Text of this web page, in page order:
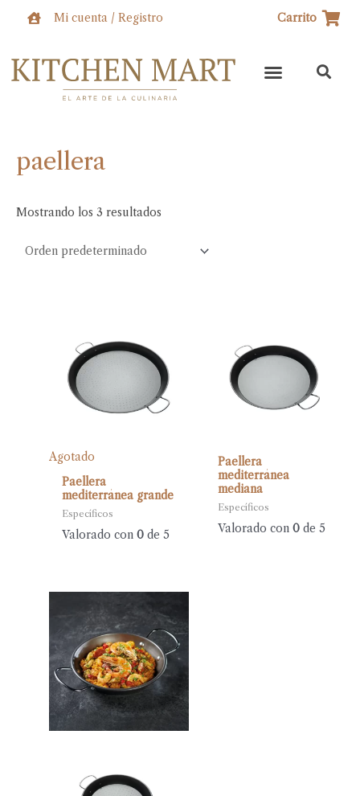
Mi cuenta / Registro Carrito
paellera
Mostrando los 3 resultados
Agotado
Paellera
mediterránea grande
Específicos
Valorado con0 de 5
Paellera
mediterránea
mediana
Específicos
Valorado con 0de 5